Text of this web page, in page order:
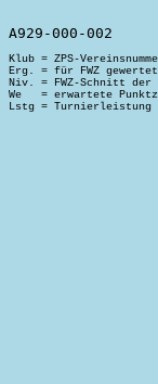
Klub = ZPS-
Erg. = für FWZ
Niv. = FWZ-Schnitt der
We   = erwartete